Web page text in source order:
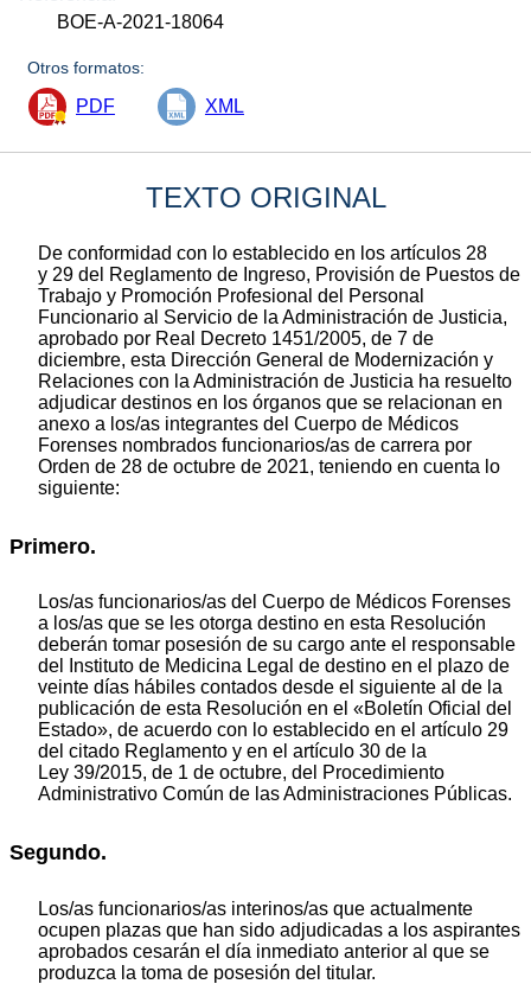
BOE-A-2021-18064
Otros formatos:
PDF XML
TEXTO ORIGINAL
De conformidad con lo establecido en los artículos 28
y 29 del Reglamento de Ingreso, Provisión de Puestos de
Trabajo y Promoción Profesional del Personal
Funcionario al Servicio de la Administración de Justicia,
aprobado por Real Decreto 1451/2005, de 7 de
diciembre, esta Dirección General de Modernización y
Relaciones con la Administración de Justicia ha resuelto
adjudicar destinos en los órganos que se relacionan en
anexo a los/as integrantes del Cuerpo de Médicos
Forenses nombrados funcionarios/as de carrera por
Orden de 28 de octubre de 2021, teniendo en cuenta lo
siguiente:
Primero.
Los/as funcionarios/as del Cuerpo de Médicos Forenses
a los/as que se les otorga destino en esta Resolución
deberán tomar posesión de su cargo ante el responsable
del Instituto de Medicina Legal de destino en el plazo de
veinte días hábiles contados desde el siguiente al de la
publicación de esta Resolución en el «Boletín Oficial del
Estado», de acuerdo con lo establecido en el artículo 29
del citado Reglamento y en el artículo 30 de la
Ley 39/2015, de 1 de octubre, del Procedimiento
Administrativo Común de las Administraciones Públicas.
Segundo.
Los/as funcionarios/as interinos/as que actualmente
ocupen plazas que han sido adjudicadas a los aspirantes
aprobados cesarán el día inmediato anterior al que se
produzca la toma de posesión del titular.